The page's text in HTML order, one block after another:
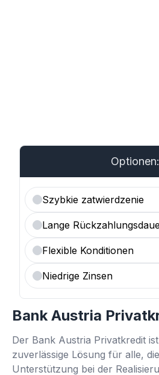
Optionen:
Szybkie zatwierdzenie
Lange
Flexible Konditionen
Niedrige Zinsen
Bank Austria
Der Bank Austria Privatkredit
zuverlässige Lösung für alle,
Unterstützung bei der